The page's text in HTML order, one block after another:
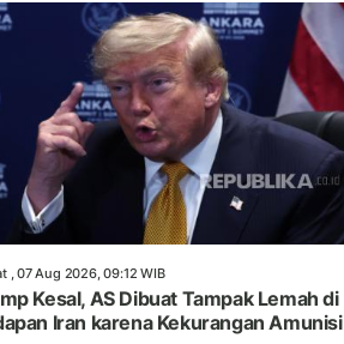
, 07 Aug 2026, 09:12 WIB
Kesal, AS Dibuat Tampak Lemah di
Iran karena Kekurangan Amunisi